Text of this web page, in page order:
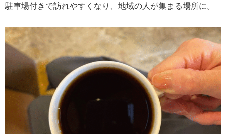
駐車場付きで訪れやすくなり、地域の人が集まる場所に。